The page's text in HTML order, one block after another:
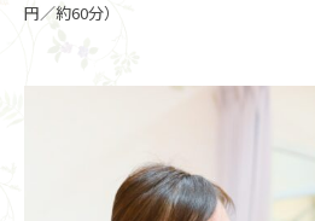
円／約60分）